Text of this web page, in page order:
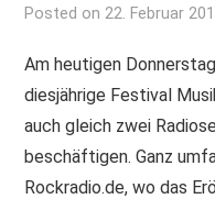
Posted on22. Februar
Am heutigen
diesjährige Festival
auch gleich zwei
beschäftigen. Ganz
Rockradio.de, wo das